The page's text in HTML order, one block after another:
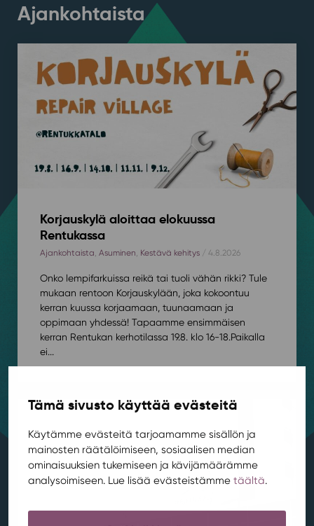
Tämä sivusto käyttää evästeitä
Käytämme evästeitä tarjoamamme sisällön ja
mainosten räätälöimiseen, sosiaalisen median
ominaisuuksien tukemiseen ja kävijämäärämme
analysoimiseen. Lue lisää evästeistämme täältä.
Ajankohtaista
Korjauskylä aloittaa elokuussa
Rentukassa
Ajankohtaista Asuminen Kestävä kehitys/ 4.8.2026
Onko lempifarkuissa reikä tai tuoli vähän rikki? Tule
mukaan rentoon Korjauskylään, joka kokoontuu
kerran kuussa korjaamaan, tuunaamaan ja
oppimaan yhdessä! Tapaamme ensimmäisen
kerran Rentukan kerhotilassa 19.8. klo 16-18.⁠⁠Paikalla
ei...